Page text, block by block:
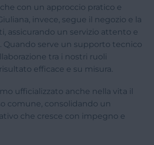
con un approccio pratico e
invece, segue il negozio e la
assicurando un servizio attento e
Quando serve un supporto tecnico
tra i nostri ruoli
efficace e su misura.
ufficializzato anche nella vita il
comune, consolidando un
che cresce con impegno e